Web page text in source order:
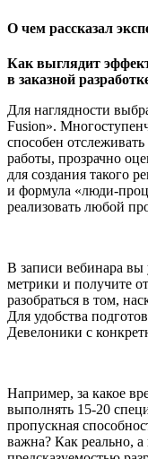
О чем рассказал
Как выглядит
в заказной
Для наглядности
Fusion».
способен
работы, прозрачно
для создания такого
и формула «люди-
реализовать любой
В записи вебинара вы
метрики и получите
разобраться в том,
Для удобства
Девелоники с
Например, за какое
выполнять 15-20
пропускная
важна? Как реально, а